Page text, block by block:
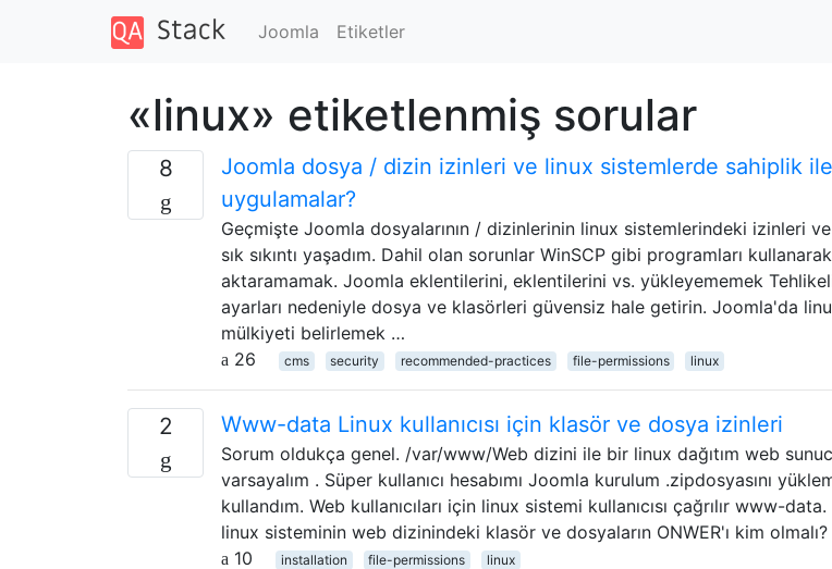
Joomla Etiketler
«linux» etiketlenmiş sorular
8
Joomla dosya / dizin izinleri ve linux sistemlerde sahiplik
uygulamalar?
Geçmişte Joomla dosyalarının / dizinlerinin linux sistemlerindeki izinleri
sık sıkıntı yaşadım. Dahil olan sorunlar WinSCP gibi programları
aktaramamak. Joomla eklentilerini, eklentilerini vs. yükleyememek
ayarları nedeniyle dosya ve klasörleri güvensiz hale getirin. Joomla'da
mülkiyeti belirlemek …
26
cms security recommended-practices file-permissions linux
2 Www-data Linux kullanıcısı için klasör ve dosya izinleri
Sorum oldukça genel. /var/www/Web dizini ile bir linux dağıtım web
varsayalım . Süper kullanıcı hesabımı Joomla kurulum .zipdosyasını
kullandım. Web kullanıcıları için linux sistemi kullanıcısı çağrılır www-
linux sisteminin web dizinindeki klasör ve dosyaların ONWER'ı kim
10
installation file-permissions linux